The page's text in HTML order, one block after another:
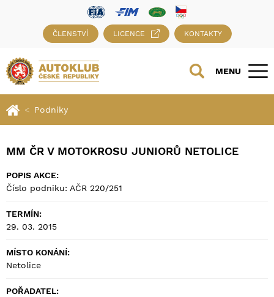
ČLENSTVÍ LICENCE KONTAKTY
MENU
Podniky
MM ČR V MOTOKROSU JUNIORŮ NETOLICE
POPIS AKCE:
Číslo podniku: AČR 220/251
TERMÍN:
29. 03. 2015
MÍSTO KONÁNÍ:
Netolice
POŘADATEL: